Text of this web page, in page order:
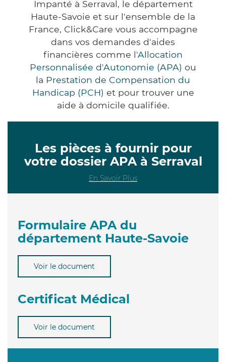
Impanté à Serraval, le département
Haute-Savoie et sur l'ensemble de la
France, Click&Care vous accompagne
dans vos demandes d'aides
financières comme l'Allocation
Personnalisée d'Autonomie (APA) ou
la Prestation de Compensation du
Handicap (PCH) et pour trouver une
aide à domicile qualifiée.
Les pièces à fournir pour
votre dossier APA à Serraval
En Savoir Plus
Formulaire APA du
département Haute-Savoie
Voir le document
Certificat Médical
Voir le document